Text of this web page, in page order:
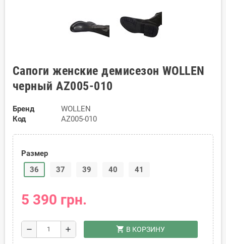
Сапоги женские демисезон WOLLEN
черный AZ005-010
Бренд
WOLLEN
Код
AZ005-010
Размер
36
37 39 40 41
5 390 грн.
remove add shopping_cart В КОРЗИНУ